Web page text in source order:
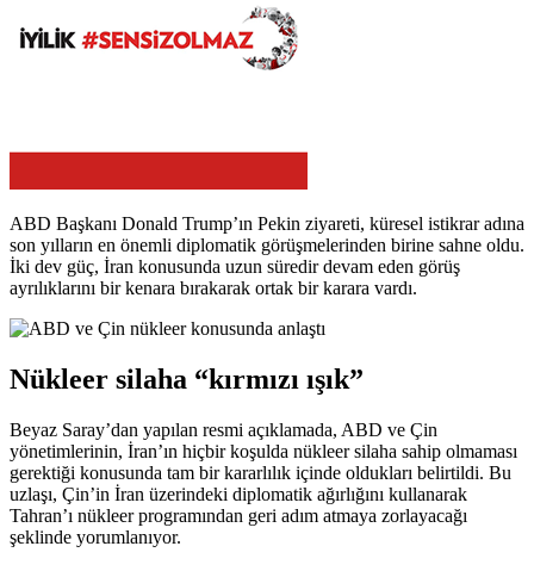
ABD Başkanı Donald Trump’ın Pekin ziyareti, küresel istikrar adına
son yılların en önemli diplomatik görüşmelerinden birine sahne oldu.
İki dev güç, İran konusunda uzun süredir devam eden görüş
ayrılıklarını bir kenara bırakarak ortak bir karara vardı.
Nükleer silaha “kırmızı ışık”
Beyaz Saray’dan yapılan resmi açıklamada, ABD ve Çin
yönetimlerinin, İran’ın hiçbir koşulda nükleer silaha sahip olmaması
gerektiği konusunda tam bir kararlılık içinde oldukları belirtildi. Bu
uzlaşı, Çin’in İran üzerindeki diplomatik ağırlığını kullanarak
Tahran’ı nükleer programından geri adım atmaya zorlayacağı
şeklinde yorumlanıyor.